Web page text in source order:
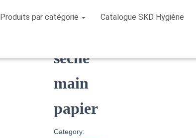
Produits par catégorie Catalogue SKD Hygiène
seche
main
papier
Category: